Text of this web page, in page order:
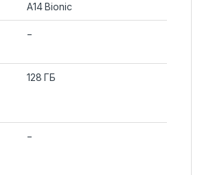
A14 Bionic
−
128 ГБ
−